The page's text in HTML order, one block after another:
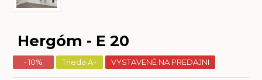
Hergóm - E 20
- 10% Trieda A+ VYSTAVENÉ NA PREDAJNI